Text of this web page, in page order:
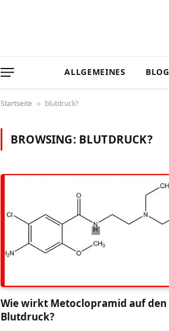
ALLGEMEINES BLOG
Startseite » blutdruck?
BROWSING: BLUTDRUCK?
Wie wirkt Metoclopramid auf den
Blutdruck?